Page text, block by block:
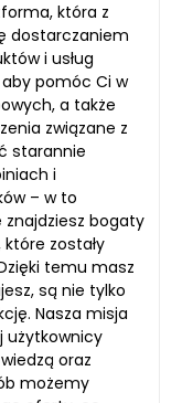
która z
dostarczaniem
i usług
pomóc Ci w
a także
związane z
starannie
i
– w to
znajdziesz bogaty
zostały
temu masz
są nie tylko
Nasza misja
użytkownicy
oraz
możemy